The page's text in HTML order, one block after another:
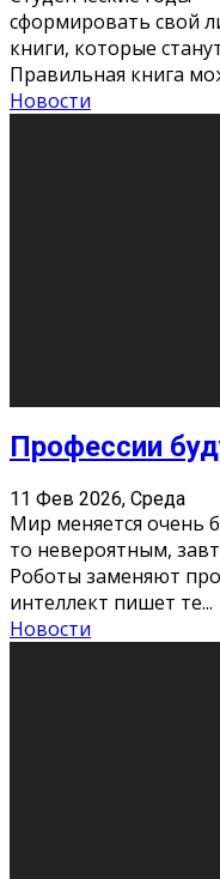
сформировать свой
книги, которые
Правильная книга
Новости
Как бороться
11 Фев 2026, Среда
Стресс – нормальная
факторов,
больше, чем
стрессовым состояни
Новости